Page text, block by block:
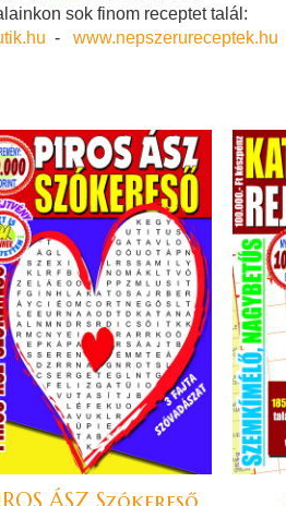
sok finom receptet talál:
- www.nepszerureceptek.hu